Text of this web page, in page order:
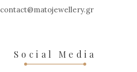
contact matojewellery gr
Social Media